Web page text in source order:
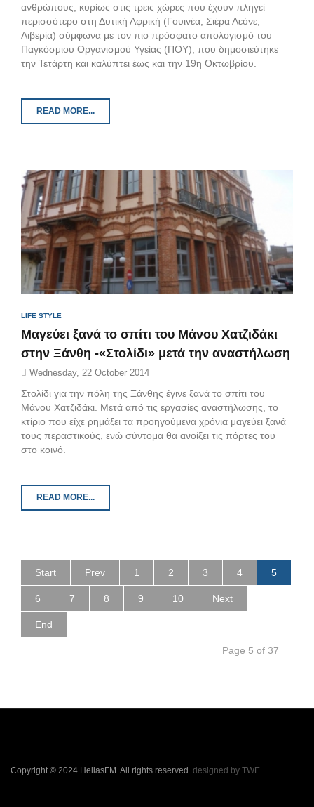
ανθρώπους, κυρίως στις τρεις χώρες που έχουν πληγεί
περισσότερο στη Δυτική Αφρική (Γουινέα, Σιέρα Λεόνε,
Λιβερία) σύμφωνα με τον πιο πρόσφατο απολογισμό του
Παγκόσμιου Οργανισμού Υγείας (ΠΟΥ), που δημοσιεύτηκε
την Τετάρτη και καλύπτει έως και την 19η Οκτωβρίου.
READ MORE...
LIFE STYLE
Μαγεύει ξανά το σπίτι του Μάνου Χατζιδάκι
στην Ξάνθη -«Στολίδι» μετά την αναστήλωση
Wednesday, 22 October 2014
Στολίδι για την πόλη της Ξάνθης έγινε ξανά το σπίτι του
Μάνου Χατζιδάκι. Μετά από τις εργασίες αναστήλωσης, το
κτίριο που είχε ρημάξει τα προηγούμενα χρόνια μαγεύει ξανά
τους περαστικούς, ενώ σύντομα θα ανοίξει τις πόρτες του
στο κοινό.
READ MORE...
Start Prev 1 2 3 4 5
6 7 8 9 10 Next
End
Page 5 of 37
Copyright © 2024 HellasFM. All rights reserved. designed by TWE